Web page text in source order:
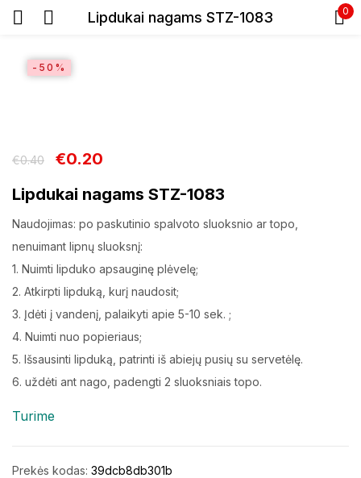
Lipdukai nagams STZ-1083 0
-50%
€0.40 €0.20
Lipdukai nagams STZ-1083
Naudojimas: po paskutinio spalvoto sluoksnio ar topo,
nenuimant lipnų sluoksnį:
1. Nuimti lipduko apsauginę plėvelę;
2. Atkirpti lipduką, kurį naudosit;
3. Įdėti į vandenį, palaikyti apie 5-10 sek. ;
4. Nuimti nuo popieriaus;
5. Išsausinti lipduką, patrinti iš abiejų pusių su servetėlę.
6. uždėti ant nago, padengti 2 sluoksniais topo.
Turime
Prekės kodas: 39dcb8db301b
Prisiminti slaptažodį
Prisijungti
Registracija